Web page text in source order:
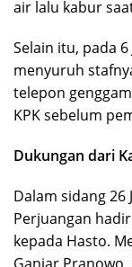
air lalu kabur
Selain itu, pada
menyuruh
telepon
KPK sebelum
Dukungan dari
Dalam sidang 26
Perjuangan
kepada Hasto.